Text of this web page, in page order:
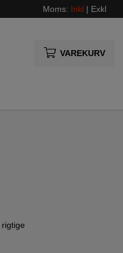
Moms: Inkl | Exkl
VAREKURV